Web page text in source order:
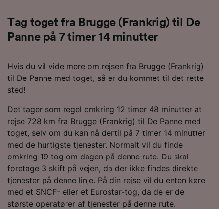
Tag toget fra Brugge (Frankrig) til De
Panne på 7 timer 14 minutter
Hvis du vil vide mere om rejsen fra Brugge (Frankrig)
til De Panne med toget, så er du kommet til det rette
sted!
Det tager som regel omkring 12 timer 48 minutter at
rejse 728 km fra Brugge (Frankrig) til De Panne med
toget, selv om du kan nå dertil på 7 timer 14 minutter
med de hurtigste tjenester. Normalt vil du finde
omkring 19 tog om dagen på denne rute. Du skal
foretage 3 skift på vejen, da der ikke findes direkte
tjenester på denne linje. På din rejse vil du enten køre
med et SNCF- eller et Eurostar-tog, da de er de
største operatører af tjenester på denne rute.